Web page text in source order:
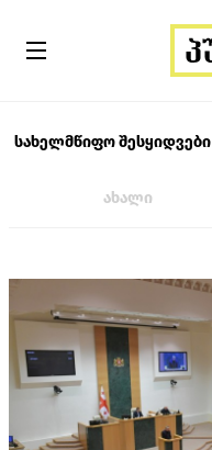
სახელმწიფო შესყიდვები
ახალი